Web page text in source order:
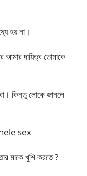
হয় না।
আমার দায়িত্ব তোমাকে
কিন্তু লোকে জানলে
sex
মাকে খুশি করতে ?